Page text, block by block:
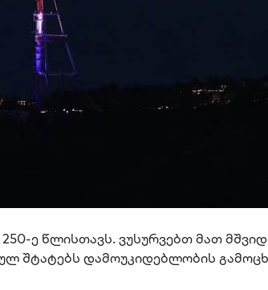
ე წლისთავს. ვუსურვებთ მათ
შტატებს დამოუკიდებლობის